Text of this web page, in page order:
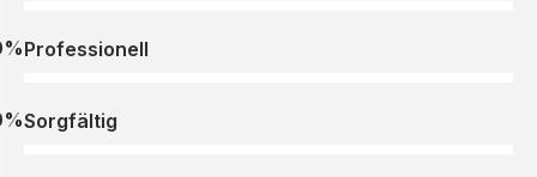
Professionell
Sorgfältig